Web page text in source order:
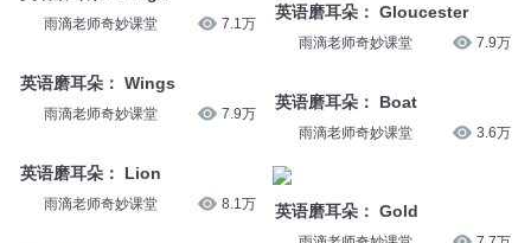
雨滴老师奇妙课堂 7.1万
英语磨耳朵： Wings
雨滴老师奇妙课堂 7.9万
英语磨耳朵： Lion
雨滴老师奇妙课堂 8.1万
英语磨耳朵： Gloucester
雨滴老师奇妙课堂 7.9万
英语磨耳朵： Boat
雨滴老师奇妙课堂 3.6万
英语磨耳朵： Gold